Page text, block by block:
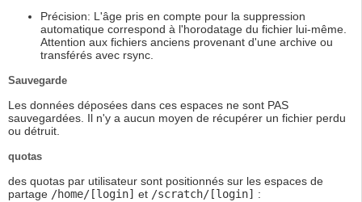
Précision: L'âge pris en compte pour la suppression
automatique correspond à l'horodatage du fichier lui-même.
Attention aux fichiers anciens provenant d'une archive ou
transférés avec rsync.
Sauvegarde
Les données déposées dans ces espaces ne sont PAS
sauvegardées. Il n'y a aucun moyen de récupérer un fichier perdu
ou détruit.
quotas
des quotas par utilisateur sont positionnés sur les espaces de
partage /home/[login] et /scratch/[login] :